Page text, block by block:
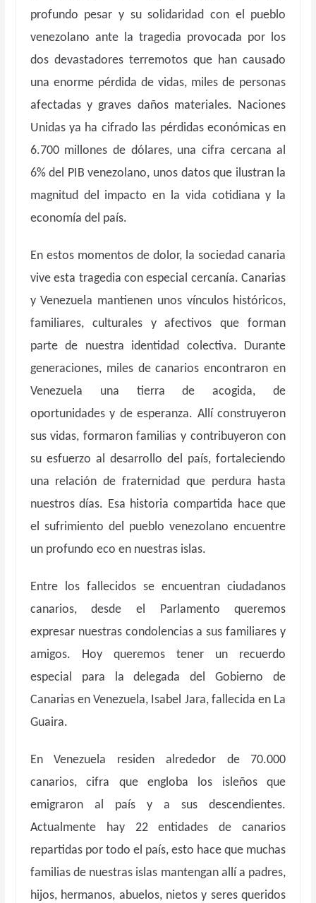
profundo pesar y su solidaridad con el pueblo
venezolano ante la tragedia provocada por los
dos devastadores terremotos que han causado
una enorme pérdida de vidas, miles de personas
afectadas y graves daños materiales. Naciones
Unidas ya ha cifrado las pérdidas económicas en
6.700 millones de dólares, una cifra cercana al
6% del PIB venezolano, unos datos que ilustran la
magnitud del impacto en la vida cotidiana y la
economía del país.
En estos momentos de dolor, la sociedad canaria
vive esta tragedia con especial cercanía. Canarias
y Venezuela mantienen unos vínculos históricos,
familiares, culturales y afectivos que forman
parte de nuestra identidad colectiva. Durante
generaciones, miles de canarios encontraron en
Venezuela una tierra de acogida, de
oportunidades y de esperanza. Allí construyeron
sus vidas, formaron familias y contribuyeron con
su esfuerzo al desarrollo del país, fortaleciendo
una relación de fraternidad que perdura hasta
nuestros días. Esa historia compartida hace que
el sufrimiento del pueblo venezolano encuentre
un profundo eco en nuestras islas.
Entre los fallecidos se encuentran ciudadanos
canarios, desde el Parlamento queremos
expresar nuestras condolencias a sus familiares y
amigos. Hoy queremos tener un recuerdo
especial para la delegada del Gobierno de
Canarias en Venezuela, Isabel Jara, fallecida en La
Guaira.
En Venezuela residen alrededor de 70.000
canarios, cifra que engloba los isleños que
emigraron al país y a sus descendientes.
Actualmente hay 22 entidades de canarios
repartidas por todo el país, esto hace que muchas
familias de nuestras islas mantengan allí a padres,
hijos, hermanos, abuelos, nietos y seres queridos